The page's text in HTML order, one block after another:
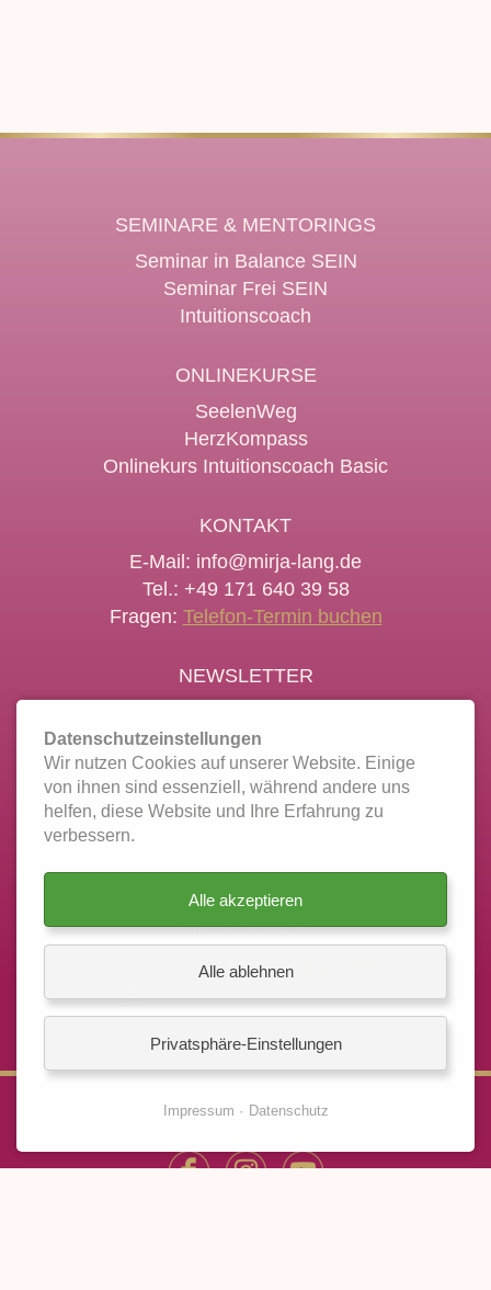
SEMINARE & MENTORINGS
Seminar in Balance SEIN
Seminar Frei SEIN
Intuitionscoach
ONLINEKURSE
SeelenWeg
HerzKompass
Onlinekurs Intuitionscoach Basic
KONTAKT
E-Mail: info@mirja-lang.de
Tel.: +49 171 640 39 58
Fragen: Telefon-Termin buchen
NEWSLETTER
LOGIN INTUITIONSCOACH
Login zur Onlineplattform
ONLINE-SHOP
Inspirieren in Mirja'sShop-Welt
Datenschutzeinstellungen
Wir nutzen Cookies auf unserer Website. Einige
von ihnen sind essenziell, während andere uns
helfen, diese Website und Ihre Erfahrung zu
verbessern.
Alle akzeptieren
Alle ablehnen
Privatsphäre-Einstellungen
Impressum Datenschutz